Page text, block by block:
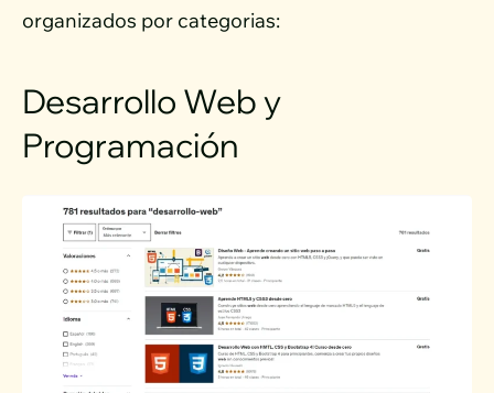
organizados por categorias:
Desarrollo Web y
Programación